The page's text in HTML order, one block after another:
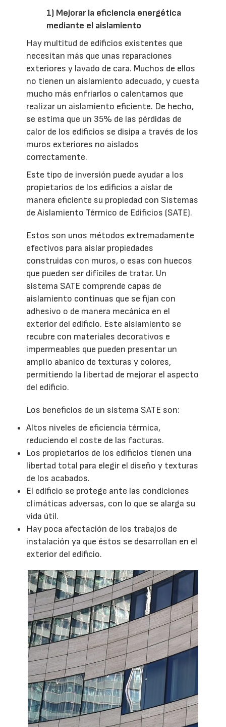
1) Mejorar la eficiencia energética
mediante el aislamiento
Hay multitud de edificios existentes que
necesitan más que unas reparaciones
exteriores y lavado de cara. Muchos de ellos
no tienen un aislamiento adecuado, y cuesta
mucho más enfriarlos o calentarnos que
realizar un aislamiento eficiente. De hecho,
se estima que un 35% de las pérdidas de
calor de los edificios se disipa a través de los
muros exteriores no aislados
correctamente.
Este tipo de inversión puede ayudar a los
propietarios de los edificios a aislar de
manera eficiente su propiedad con Sistemas
de Aislamiento Térmico de Edificios (SATE).
Estos son unos métodos extremadamente
efectivos para aislar propiedades
construidas con muros, o esas con huecos
que pueden ser difíciles de tratar. Un
sistema SATE comprende capas de
aislamiento continuas que se fijan con
adhesivo o de manera mecánica en el
exterior del edificio. Este aislamiento se
recubre con materiales decorativos e
impermeables que pueden presentar un
amplio abanico de texturas y colores,
permitiendo la libertad de mejorar el aspecto
del edificio.
Los beneficios de un sistema SATE son:
Altos niveles de eficiencia térmica,
reduciendo el coste de las facturas.
Los propietarios de los edificios tienen una
libertad total para elegir el diseño y texturas
de los acabados.
El edificio se protege ante las condiciones
climáticas adversas, con lo que se alarga su
vida útil.
Hay poca afectación de los trabajos de
instalación ya que éstos se desarrollan en el
exterior del edificio.